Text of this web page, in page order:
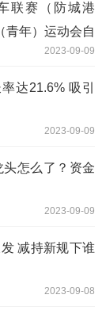
联赛（防城港
青年）运动会自
2023-09-09
达21.6% 吸引
2023-09-09
怎么了？资金
2023-09-09
减持新规下谁
2023-09-08